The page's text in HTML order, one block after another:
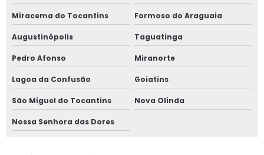
Miracema do Tocantins Formoso do Araguaia
Augustinópolis Taguatinga
Pedro Afonso Miranorte
Lagoa da Confusão Goiatins
São Miguel do Tocantins Nova Olinda
Nossa Senhora das Dores